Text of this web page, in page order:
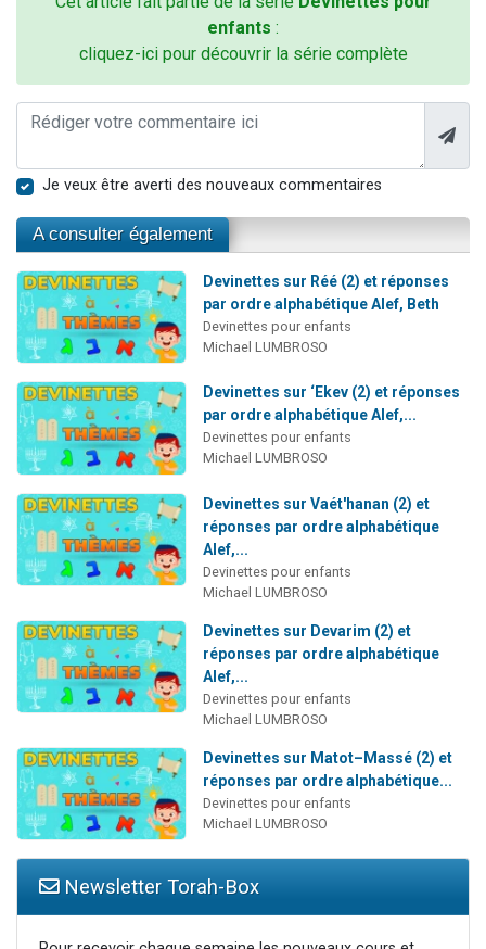
enfants :
cliquez-ici pour découvrir la série complète
Je veux être averti des nouveaux commentaires
A consulter également
Devinettes sur Réé (2) et réponses
par ordre alphabétique Alef, Beth
Devinettes pour enfants
Michael LUMBROSO
Devinettes sur ‘Ekev (2) et réponses
par ordre alphabétique Alef,...
Devinettes pour enfants
Michael LUMBROSO
Devinettes sur Vaét'hanan (2) et
réponses par ordre alphabétique
Alef,...
Devinettes pour enfants
Michael LUMBROSO
Devinettes sur Devarim (2) et
réponses par ordre alphabétique
Alef,...
Devinettes pour enfants
Michael LUMBROSO
Devinettes sur Matot–Massé (2) et
réponses par ordre alphabétique...
Devinettes pour enfants
Michael LUMBROSO
Newsletter Torah-Box